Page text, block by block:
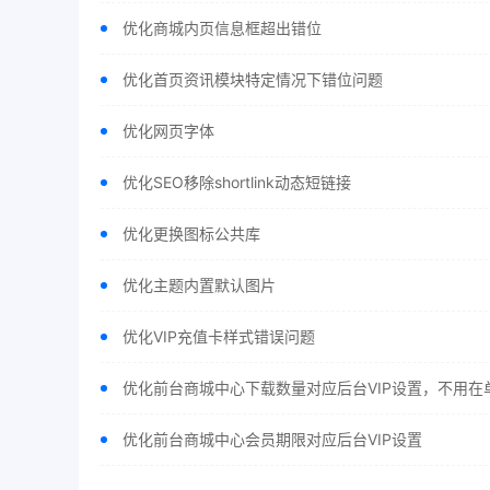
优化商城内页信息框超出错位
优化首页资讯模块特定情况下错位问题
优化网页字体
优化SEO移除shortlink动态短链接
优化更换图标公共库
优化主题内置默认图片
优化VIP充值卡样式错误问题
优化前台商城中心下载数量对应后台VIP设置，不用在
优化前台商城中心会员期限对应后台VIP设置